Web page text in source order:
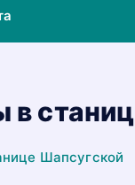
Шапсугской